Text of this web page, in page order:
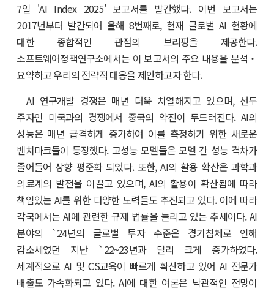
7일 'AI Index 2025' 보고서를 발간했다. 이번 보고서는
2017년부터 발간되어 올해 8번째로, 현재 글로벌 AI 현황에
대한 종합적인 관점의 브리핑을 제공한다.
소프트웨어정책연구소에서는 이 보고서의 주요 내용을 분석‧
요약하고 우리의 전략적 대응을 제안하고자 한다.
AI 연구개발 경쟁은 매년 더욱 치열해지고 있으며, 선두
주자인 미국과의 경쟁에서 중국의 약진이 두드러진다. AI의
성능은 매년 급격하게 증가하여 이를 측정하기 위한 새로운
벤치마크들이 등장했다. 고성능 모델들은 모델 간 성능 격차가
줄어들어 상향 평준화 되었다. 또한, AI의 활용 확산은 과학과
의료계의 발전을 이끌고 있으며, AI의 활용이 확산됨에 따라
책임있는 AI를 위한 다양한 노력들도 추진되고 있다. 이에 따라
각국에서는 AI에 관련한 규제 법률을 늘리고 있는 추세이다. AI
분야의 `24년의 글로벌 투자 수준은 경기침체로 인해
감소세였던 지난 `22~23년과 달리 크게 증가하였다.
세계적으로 AI 및 CS교육이 빠르게 확산하고 있어 AI 전문가
배출도 가속화되고 있다. AI에 대한 여론은 낙관적인 전망이